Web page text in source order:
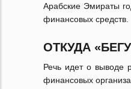
Арабские Эмираты
финансовых средств.
ОТКУДА
Речь идет о выводе
финансовых